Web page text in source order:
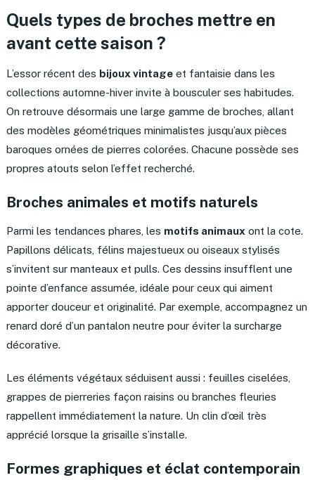
Quels types de broches mettre en
avant cette saison ?
L’essor récent des bijoux vintageet fantaisie dans les
collections automne-hiver invite à bousculer ses habitudes.
On retrouve désormais une large gamme de broches, allant
des modèles géométriques minimalistes jusqu’aux pièces
baroques ornées de pierres colorées. Chacune possède ses
propres atouts selon l’effet recherché.
Broches animales et motifs naturels
Parmi les tendances phares, les motifs animaux ont la cote.
Papillons délicats, félins majestueux ou oiseaux stylisés
s’invitent sur manteaux et pulls. Ces dessins insufflent une
pointe d’enfance assumée, idéale pour ceux qui aiment
apporter douceur et originalité. Par exemple, accompagnez un
renard doré d’un pantalon neutre pour éviter la surcharge
décorative.
Les éléments végétaux séduisent aussi : feuilles ciselées,
grappes de pierreries façon raisins ou branches fleuries
rappellent immédiatement la nature. Un clin d’œil très
apprécié lorsque la grisaille s’installe.
Formes graphiques et éclat contemporain